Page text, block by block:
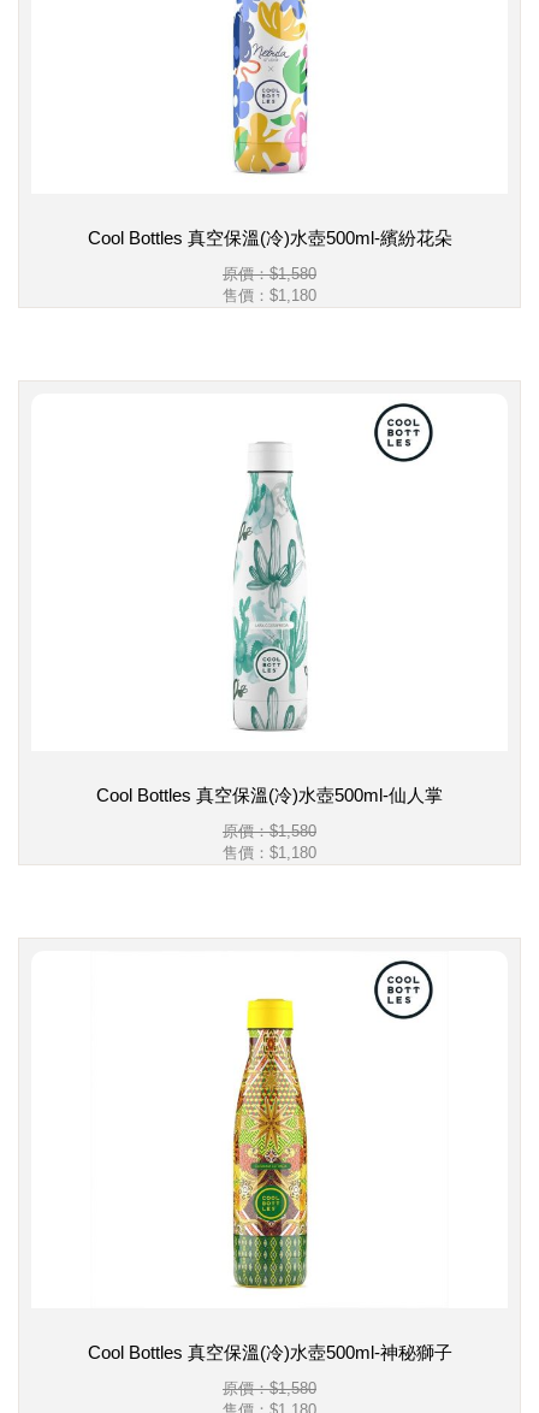
Cool Bottles 真空保溫(冷)水壺500ml-繽紛花朵
原價：$1,580
售價： $1,180
Cool Bottles 真空保溫(冷)水壺500ml-仙人掌
原價：$1,580
售價： $1,180
Cool Bottles 真空保溫(冷)水壺500ml-神秘獅子
原價：$1,580